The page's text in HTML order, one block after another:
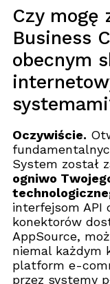
Czy mogę
Business
obecnym
Oczywiście.
System został
ogniwo
interfejsom API
konektorów
AppSource,
niemal każdym
platform e-
przez systemy